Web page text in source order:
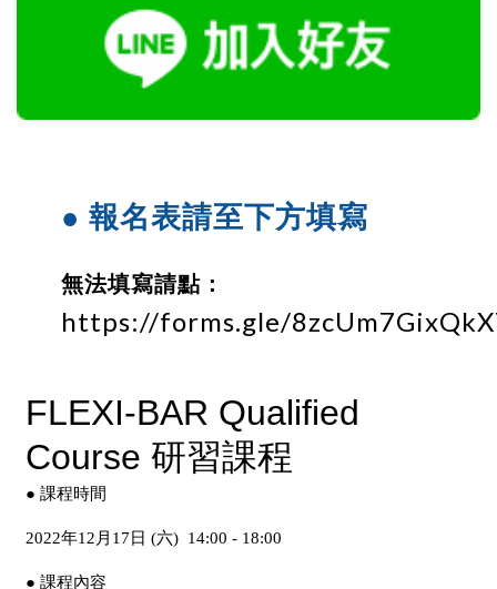
● 報名表請至下方填寫
無法填寫請點：
https://forms.gle/